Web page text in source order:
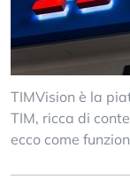
TIMVision è la
TIM, ricca di
ecco come